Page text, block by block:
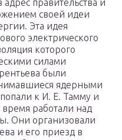
правительства и
своей идеи
Эта идея
электрического
которого
силами
были
ядерными
к И. Е. Тамму и
работали над
Они организовали
и его приезд в